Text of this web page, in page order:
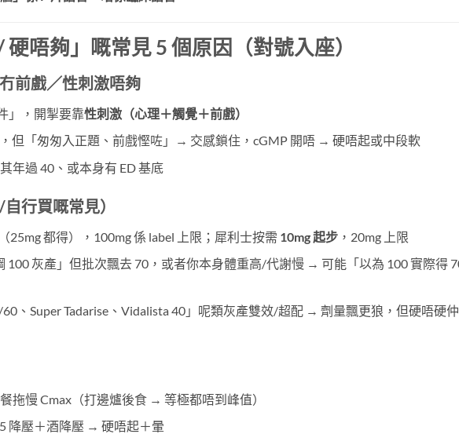
硬唔夠」嘅常見 5 個原因（對號入座）
前戲／性刺激唔夠
」，開掣要靠性刺激（心理＋觸覺＋前戲）
但「匆匆入正題、前戲慳咗」→ 交感鎖住，cGMP 開唔 → 硬唔起或中段軟
年過 40、或本身有 ED 基底
行買嘅常見）
25mg 都得），100mg 係 label 上限；犀利士按需 10mg 起步，20mg 上限
100 灰產」但批次飄去 70，或者你本身體重高/代謝慢 → 可能「以為 100 實際得
、Super Tadarise、Vidalista 40」呢類灰產雙效/超配 → 劑量飄更狼，但硬唔硬
餐拖慢 Cmax（打邊爐後食 → 等極都唔到峰值）
降壓＋酒降壓 → 硬唔起＋暈